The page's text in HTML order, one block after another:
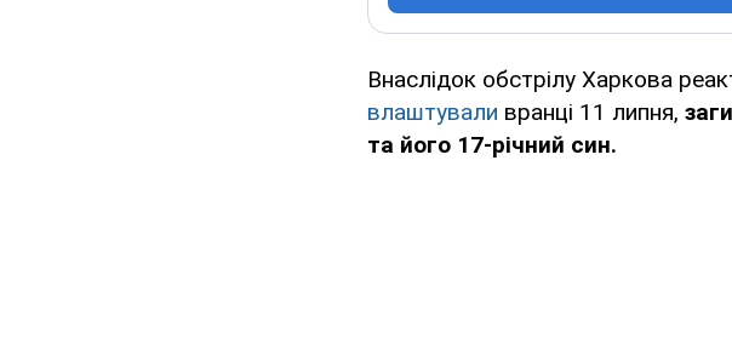
Внаслідок обстрілу Харкова
влаштували вранці 11 липня,
та його 17-річний син.